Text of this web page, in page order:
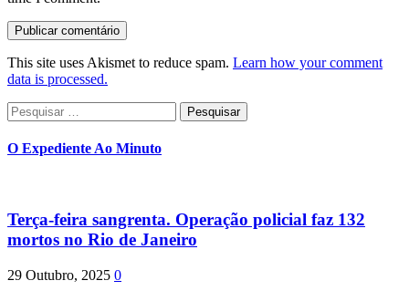
This site uses Akismet to reduce spam. Learn how your comment
data is processed.
Pesquisar
por:
O Expediente Ao Minuto
Terça-feira sangrenta. Operação policial faz 132
mortos no Rio de Janeiro
29 Outubro, 2025 0